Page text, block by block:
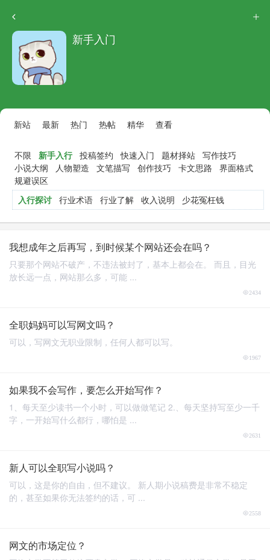
新手入门
新站 最新 热门 热帖 精华 查看
不限 新手入行 投稿签约 快速入门 题材择站 写作技巧
小说大纲
人物塑造 文笔描写 创作技巧 卡文思路
界面格式
规避误区
入行探讨 行业术语 行业了解 收入说明 少花冤枉钱
我想成年之后再写，到时候某个网站还会在吗？
只要那个网站不破产，不违法被封了，基本上都会在。 而且，目光
放长远一点，网站那么多，可能 ...
2434
全职妈妈可以写网文吗？
可以，写网文无职业限制，任何人都可以写。
1967
如果我不会写作，要怎么开始写作？
1、每天至少读书一个小时，可以做做笔记 2.、每天坚持写至少一千
字，一开始写什么都行，哪怕是 ...
2631
新人可以全职写小说吗？
可以，这是你的自由，但不建议。 新人期小说稿费是非常不稳定
的，甚至如果你无法签约的话，可 ...
2558
网文的市场定位？